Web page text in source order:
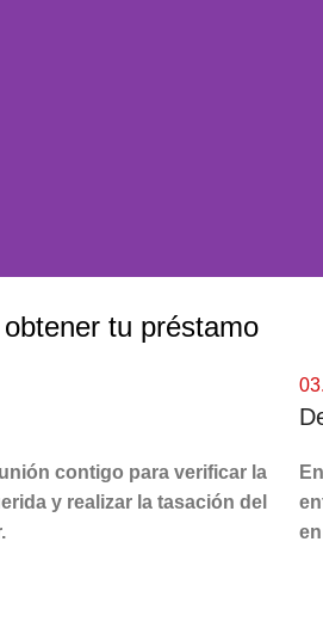
tu préstamo
contigo para verificar la
y realizar la tasación del